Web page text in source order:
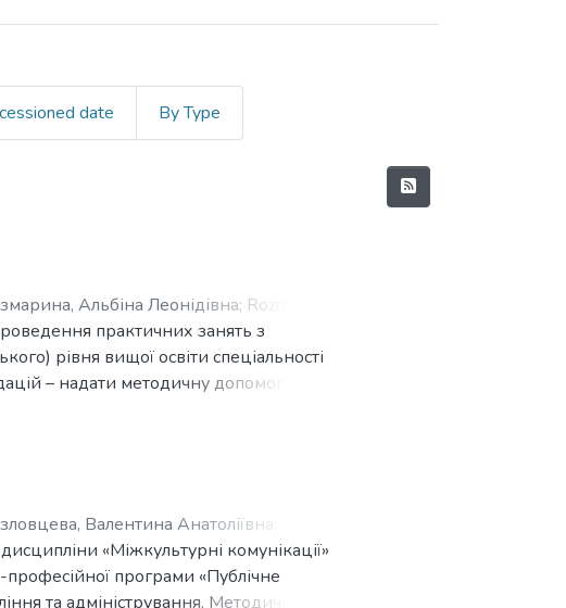
date By Type
Альбіна Леонідівна; Rozmaryna,
практичних занять з
рівня вищої освіти спеціальності
– надати методичну допомогу
самостійної роботи. Матеріал
Валентина Анатоліївна
«Міжкультурні комунікації»
професійної програми «Публічне
та адміністрування. Методичні